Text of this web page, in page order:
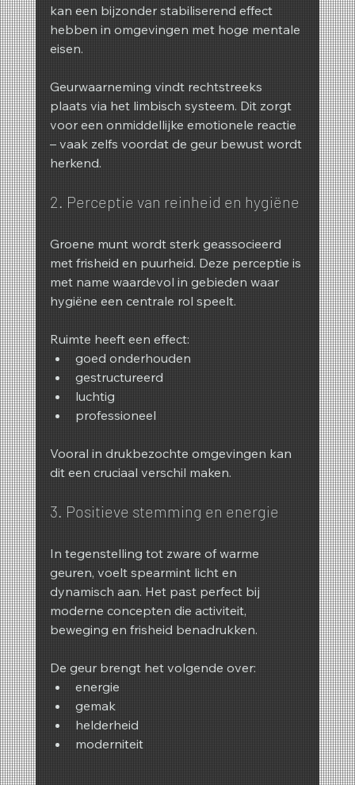
kan een bijzonder stabiliserend effect
hebben in omgevingen met hoge mentale
eisen.
Geurwaarneming vindt rechtstreeks
plaats via het limbisch systeem. Dit zorgt
voor een onmiddellijke emotionele reactie
– vaak zelfs voordat de geur bewust wordt
herkend.
2. Perceptie van reinheid en hygiëne
Groene munt wordt sterk geassocieerd
met frisheid en puurheid. Deze perceptie is
met name waardevol in gebieden waar
hygiëne een centrale rol speelt.
Ruimte heeft een effect:
goed onderhouden
gestructureerd
luchtig
professioneel
Vooral in drukbezochte omgevingen kan
dit een cruciaal verschil maken.
3. Positieve stemming en energie
In tegenstelling tot zware of warme
geuren, voelt spearmint licht en
dynamisch aan. Het past perfect bij
moderne concepten die activiteit,
beweging en frisheid benadrukken.
De geur brengt het volgende over:
energie
gemak
helderheid
moderniteit